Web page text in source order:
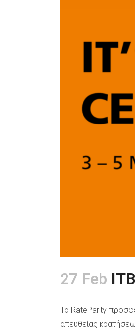
27 Feb
Το RateParity
απευθείας